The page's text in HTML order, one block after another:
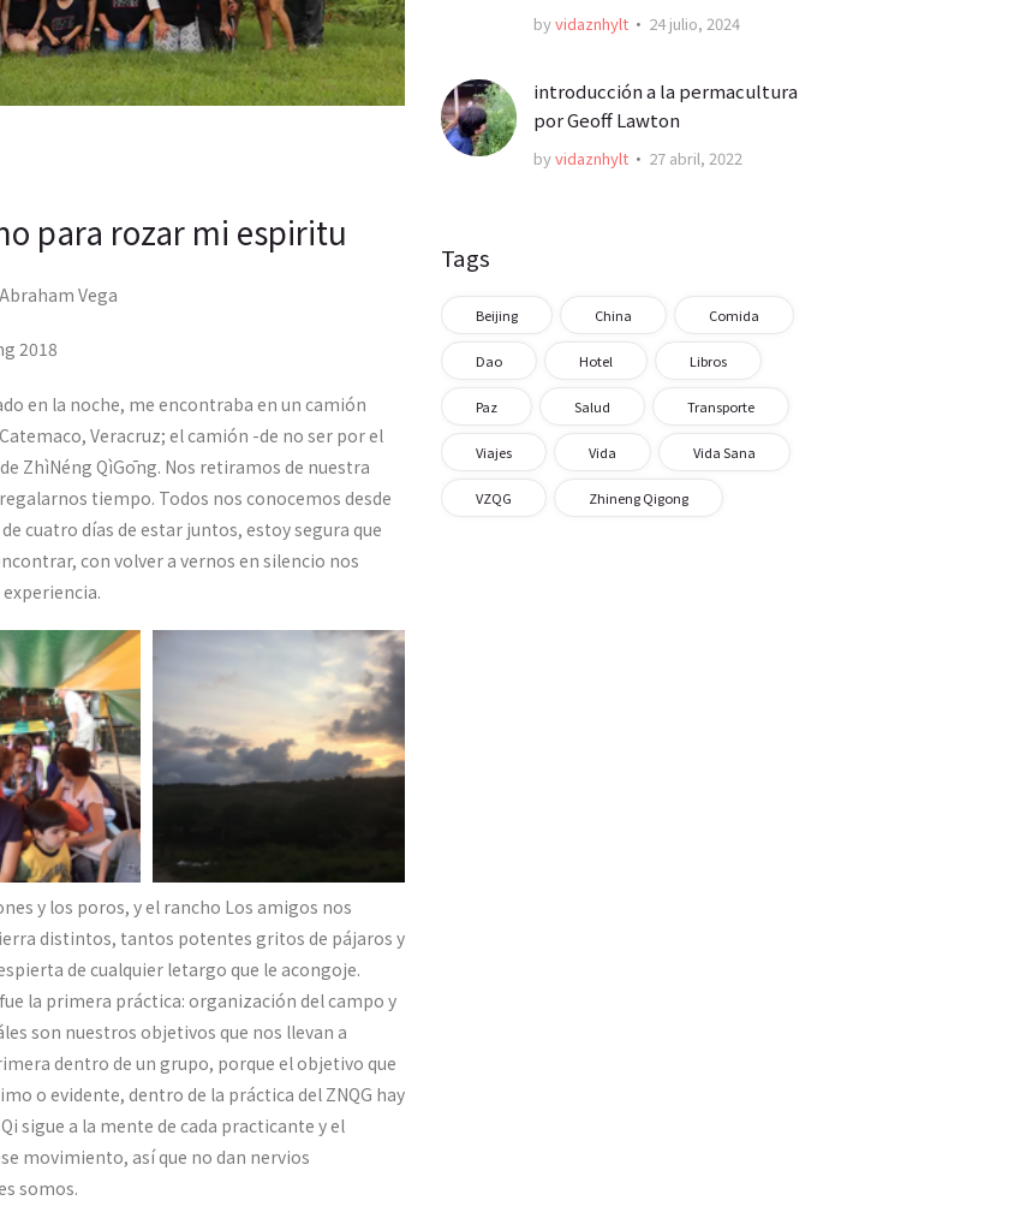
Comunidad
Contacto
para rozar mi espiritu
Vega
2018
en la noche, me encontraba en un camión
Veracruz; el camión -de no ser por el
ZhìNéng QìGōng. Nos retiramos de nuestra
tiempo. Todos nos conocemos desde
cuatro días de estar juntos, estoy segura que
con volver a vernos en silencio nos
y los poros, y el rancho Los amigos nos
distintos, tantos potentes gritos de pájaros y
de cualquier letargo que le acongoje.
la primera práctica: organización del campo y
son nuestros objetivos que nos llevan a
dentro de un grupo, porque el objetivo que
o evidente, dentro de la práctica del ZNQG hay
sigue a la mente de cada practicante y el
movimiento, así que no dan nervios
somos.
byvidaznhylt 24 julio, 2024
introducción a la permacultura
por Geoff Lawton
byvidaznhylt 27 abril, 2022
Tags
Beijing China Comida
Dao Hotel Libros
Paz Salud Transporte
Viajes Vida Vida Sana
VZQG Zhineng Qigong